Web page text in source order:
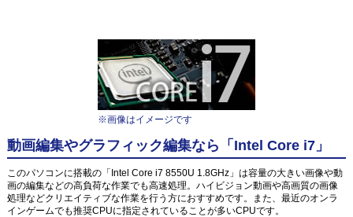
※画像はイメージです
動画編集やグラフィック編集なら「Intel Core i7」
このパソコンに搭載の「Intel Core i7 8550U 1.8GHz」は容量の大きい画像や動
画の編集などの高負荷な作業でも高速処理。ハイビジョン動画や高画質の画像
処理などクリエイティブな作業を行う方におすすめです。また、最近のオンラ
インゲームでも推奨CPUに指定されていることが多いCPUです。